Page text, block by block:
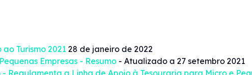
Turismo 202128 de janeiro de 2022
Empresas - Resumo - Atualizado a 27 setembro 2021